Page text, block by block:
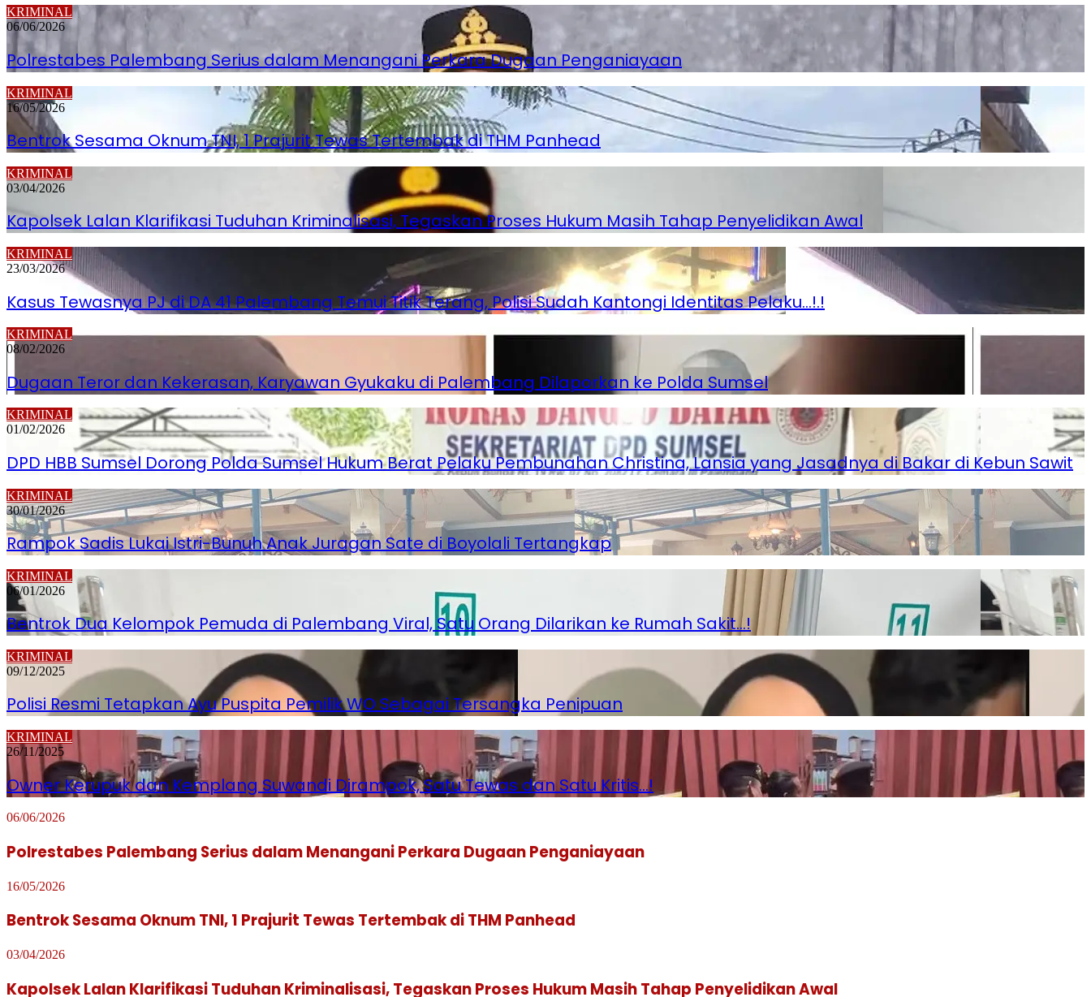
KRIMINAL
06/06/2026
Polrestabes Palembang Serius dalam Menangani Perkara Dugaan Penganiayaan
KRIMINAL
16/05/2026
Bentrok Sesama Oknum TNI, 1 Prajurit Tewas Tertembak di THM Panhead
KRIMINAL
03/04/2026
Kapolsek Lalan Klarifikasi Tuduhan Kriminalisasi, Tegaskan Proses Hukum Masih Tahap Penyelidikan Awal
KRIMINAL
23/03/2026
Kasus Tewasnya PJ di DA 41 Palembang Temui Titik Terang, Polisi Sudah Kantongi Identitas Pelaku…!.!
KRIMINAL
08/02/2026
Dugaan Teror dan Kekerasan, Karyawan Gyukaku di Palembang Dilaporkan ke Polda Sumsel
KRIMINAL
01/02/2026
DPD HBB Sumsel Dorong Polda Sumsel Hukum Berat Pelaku Pembunahan Christina, Lansia yang Jasadnya di Bakar di Kebun Sawit
KRIMINAL
30/01/2026
Rampok Sadis Lukai Istri-Bunuh Anak Juragan Sate di Boyolali Tertangkap
KRIMINAL
06/01/2026
Bentrok Dua Kelompok Pemuda di Palembang Viral, Satu Orang Dilarikan ke Rumah Sakit…!
KRIMINAL
09/12/2025
Polisi Resmi Tetapkan Ayu Puspita Pemilik WO Sebagai Tersangka Penipuan
KRIMINAL
26/11/2025
Owner Kerupuk dan Kemplang Suwandi Dirampok, Satu Tewas dan Satu Kritis…!
06/06/2026
Polrestabes Palembang Serius dalam Menangani Perkara Dugaan Penganiayaan
16/05/2026
Bentrok Sesama Oknum TNI, 1 Prajurit Tewas Tertembak di THM Panhead
03/04/2026
Kapolsek Lalan Klarifikasi Tuduhan Kriminalisasi, Tegaskan Proses Hukum Masih Tahap Penyelidikan Awal